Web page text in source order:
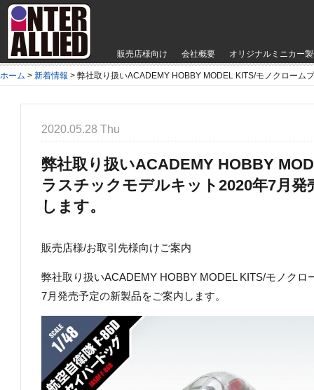
販売店様向け 会社概要 オリジナルミニカー
ホーム > 新着情報 > 弊社取り扱いACADEMY HOBBY MODEL KITS/モノクロー
2020.05.28 Thu
弊社取り扱いACADEMY HOBBY
ラスチックモデルキット2020年7月発
します。
販売店様/お取引先様向けご案内
弊社取り扱いACADEMY HOBBY MODEL KITS/モノクロ
7月発売予定の新製品をご案内します。